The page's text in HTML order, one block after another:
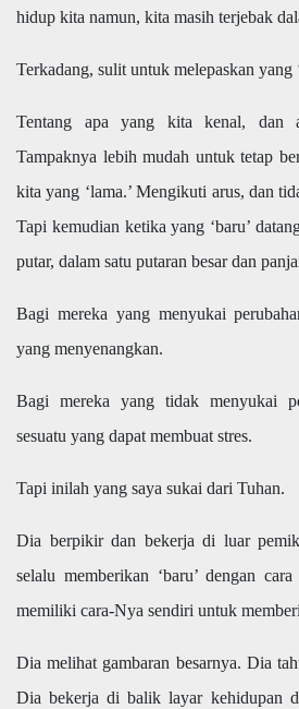
hidup kita namun, kita masih terjebak
Terkadang, sulit untuk melepaskan yang
Tentang apa yang kita kenal, dan
Tampaknya lebih mudah untuk tetap
kita yang ‘lama.’ Mengikuti arus, dan
Tapi kemudian ketika yang ‘baru’
putar, dalam satu putaran besar dan
Bagi mereka yang menyukai
yang menyenangkan.
Bagi mereka yang tidak menyukai
sesuatu yang dapat membuat stres.
Tapi inilah yang saya sukai dari Tuhan.
Dia berpikir dan bekerja di luar
selalu memberikan ‘baru’ dengan
memiliki cara-Nya sendiri untuk
Dia melihat gambaran besarnya. Dia
Dia bekerja di balik layar kehidupan